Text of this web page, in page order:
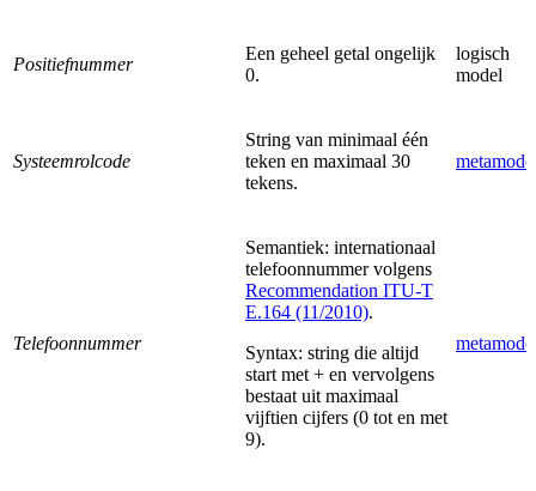
Positiefnummer
Een geheel getal ongelijk
0.
logisch
model
Systeemrolcode
String van minimaal één
teken en maximaal 30
tekens.
Telefoonnummer
Semantiek: internationaal
telefoonnummer volgens
Recommendation ITU-T
E.164 (11/2010).
Syntax: string die altijd
start met + en vervolgens
bestaat uit maximaal
vijftien cijfers (0 tot en met
9).